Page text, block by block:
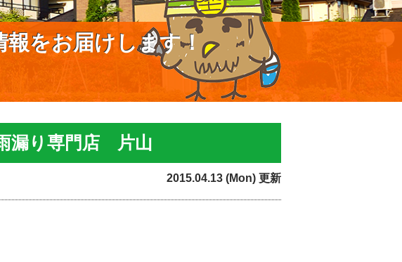
をお届けします！
漏り専門店 片山
2015.04.13 (Mon) 更新